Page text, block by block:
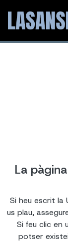
La
Si heu escrit la
us plau,
Si feu clic en
potser